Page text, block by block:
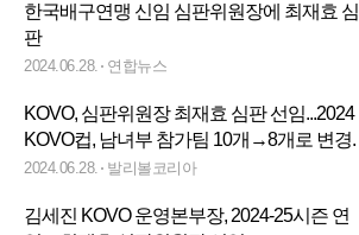
한국배구연맹 신임 심판위원장에 최재효 심
판
2024.06.28. 연합뉴스
KOVO, 심판위원장 최재효 심판 선임...2024
KOVO컵, 남녀부 참가팀 10개→8개로 변경.
2024.06.28. 발리볼코리아
김세진 KOVO 운영본부장, 2024-25시즌 연